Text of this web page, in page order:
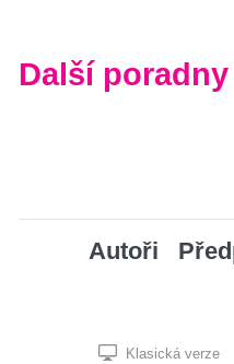
Další poradny
Autoři
Klasická verze